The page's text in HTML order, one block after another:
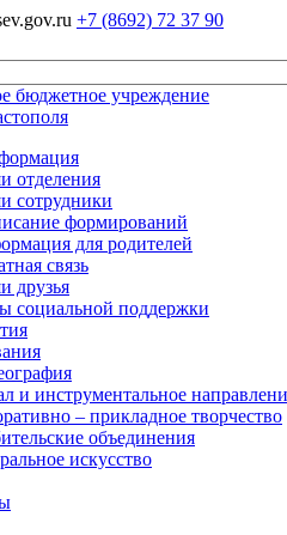
+7 (8692) 72 37 90
бюджетное учреждение
отделения
сотрудники
формирований
для родителей
связь
друзья
социальной поддержки
и инструментальное
– прикладное творчество
объединения
искусство